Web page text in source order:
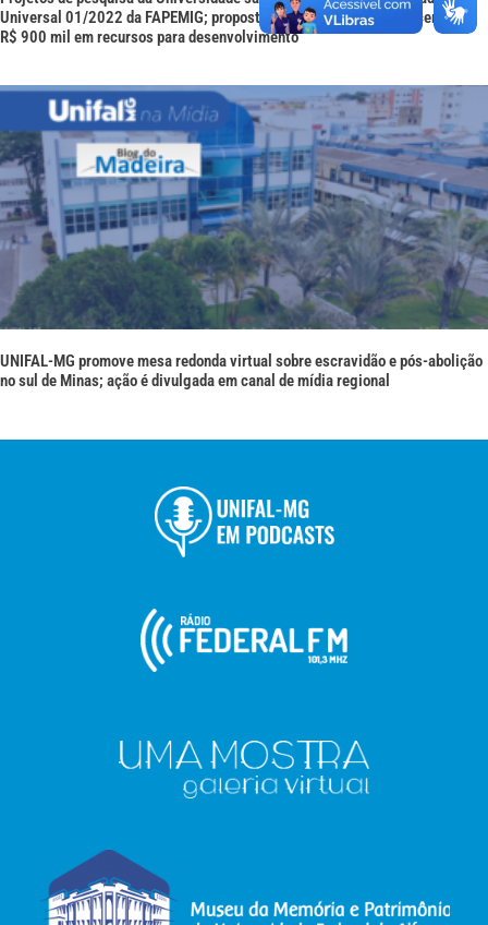
Universal 01/2022 da FAPEMIG; propostas aprovadas receberão cerca de
R$ 900 mil em recursos para desenvolvimento
UNIFAL-MG promove mesa redonda virtual sobre escravidão e pós-abolição
no sul de Minas; ação é divulgada em canal de mídia regional